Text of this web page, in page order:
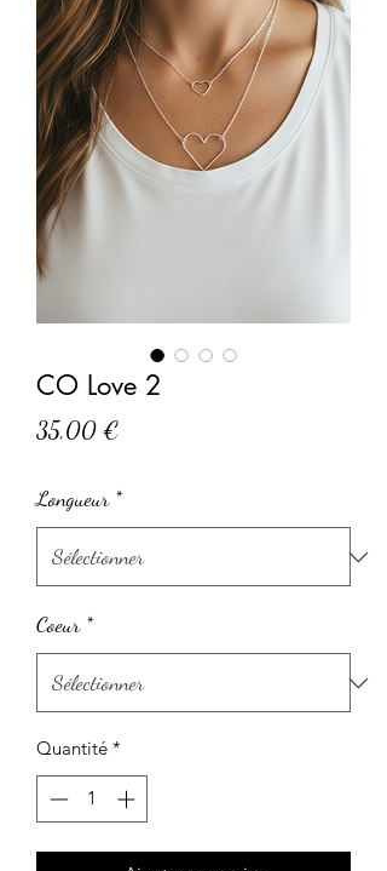
CO Love 2
35,00 €
Longueur *
Coeur *
Quantité *